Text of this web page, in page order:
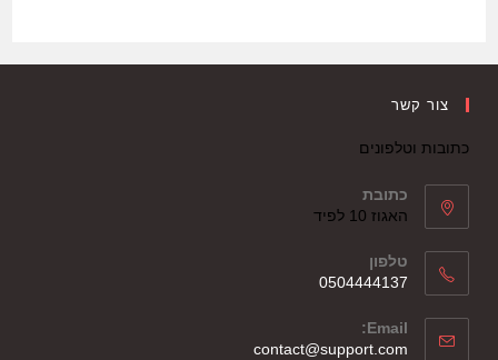
צור קשר
כתובות וטלפונים
כתובת
האגוז 10 לפיד
טלפון
0504444137
Email:
contact@support.com